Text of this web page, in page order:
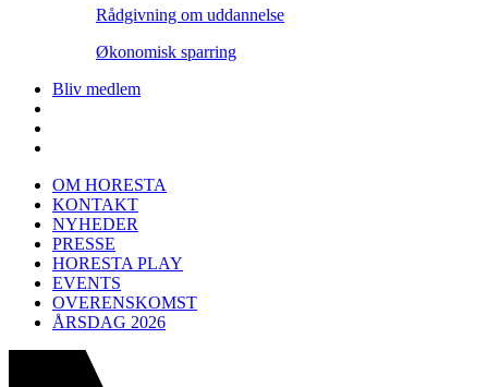
Rådgivning om uddannelse
Økonomisk sparring
Bliv medlem
OM HORESTA
KONTAKT
NYHEDER
PRESSE
HORESTA PLAY
EVENTS
OVERENSKOMST
ÅRSDAG 2026